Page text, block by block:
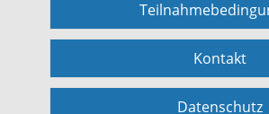
Kontakt
Datenschutz